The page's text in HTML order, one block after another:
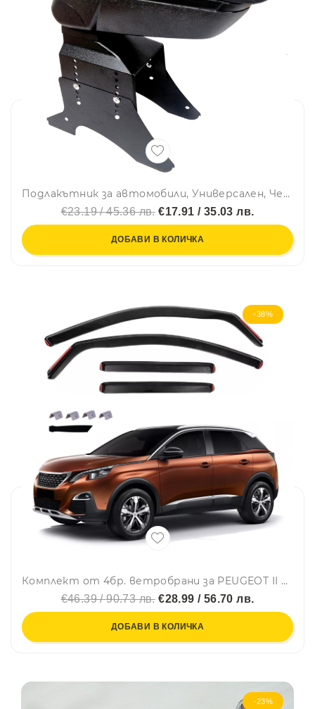
Подлакътник за автомобили, Универсален, Черен с Плъзгаща се горна част
€23.19 / 45.36 лв.€17.91 / 35.03 лв.
ДОБАВИ В КОЛИЧКА
-38%
Комплект от 4бр. ветробрани за PEUGEOT II 3008 - 2017-2024
€46.39 / 90.73 лв.€28.99 / 56.70 лв.
ДОБАВИ В КОЛИЧКА
-23%